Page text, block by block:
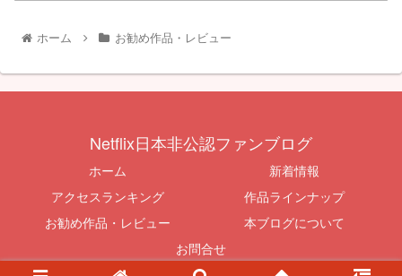
ホーム お勧め作品・レビュー
Netflix日本非公認ファンブログ
ホーム
新着情報
アクセスランキング
作品ラインナップ
お勧め作品・レビュー
本ブログについて
お問合せ